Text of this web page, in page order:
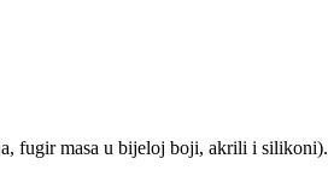
fugir masa u bijeloj boji, akrili i silikoni).